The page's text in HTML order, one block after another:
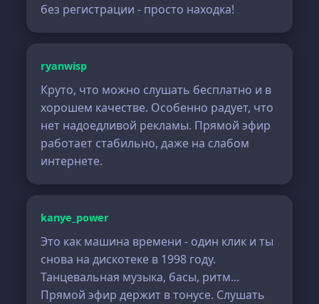
без регистрации - просто находка!
ryanwisp
Круто, что можно слушать бесплатно и в
хорошем качестве. Особенно радует, что
нет надоедливой рекламы. Прямой эфир
работает стабильно, даже на слабом
интернете.
kanye_power
Это как машина времени - один клик и ты
снова на дискотеке в 1998 году.
Танцевальная музыка, басы, ритм...
Прямой эфир держит в тонусе. Слушать